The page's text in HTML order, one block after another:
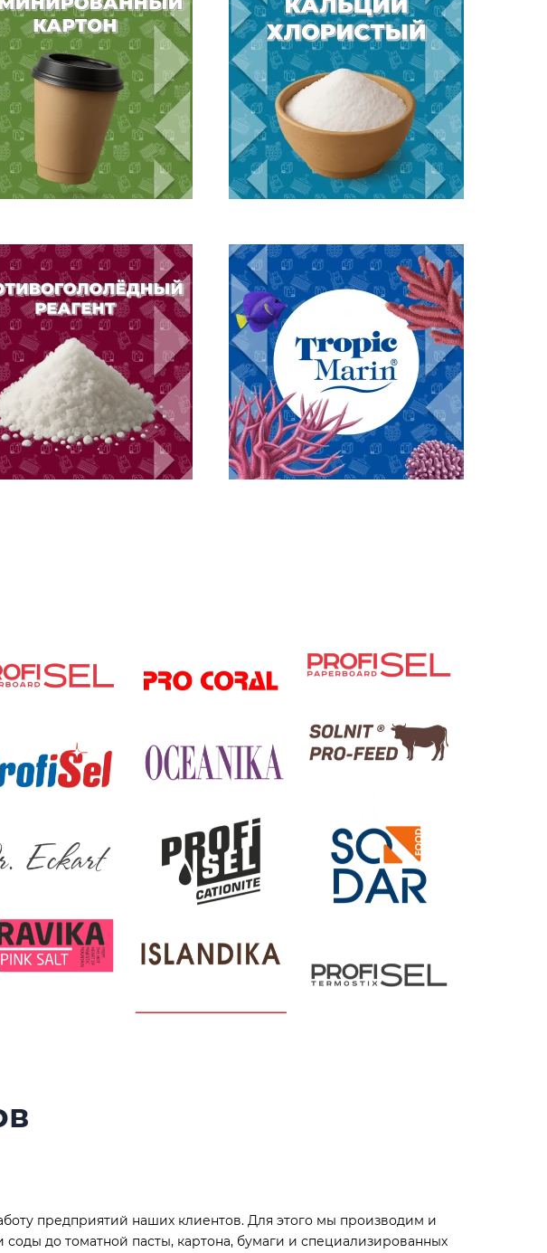
предприятий наших клиентов. Для этого мы производим и
до томатной пасты, картона, бумаги и специализированных